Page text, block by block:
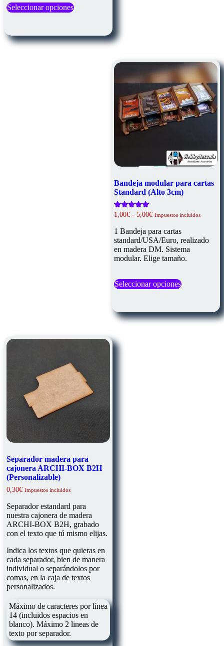
Seleccionar opcionesproducto
variantes.
Las
Bandeja modular para cartas
Standard (Alto 3cm)
Valorado
4.92
de 5
1,00€ - 5,00€Rango
precios:
desde
1,00€
hasta
5,00€
Impuestos incluidos
1 Bandeja para cartas
standard/USA/Euro, realizado
en madera DM. Sistema
modular. Elige tamaño.
Seleccionar opcionesproducto
variantes.
Las
Separador madera para
cajonera ARCHI-BOX B2H
(Personalizable)
0,30€ Impuestos incluidos
Separador estandard para
nuestra cajonera de madera
ARCHI-BOX B2H, grabado
con el texto que tú mismo elijas.
Indica los textos que quieras en
cada separador, bien de manera
individual o separándolos por
comas, en la caja de textos
personalizados.
Máximo de caracteres por línea
14 (incluidos espacios en
blanco). Máximo 2 lineas de
texto por separador.